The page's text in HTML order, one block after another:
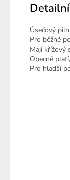
Úsečový
Pro běžné
Mají křížový
Obecně
Pro hladší